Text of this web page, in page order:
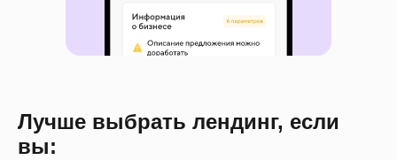
Лучше выбрать лендинг, если
вы: